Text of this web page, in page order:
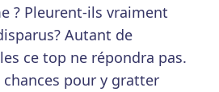
? Pleurent-ils vraiment
Autant de
ce top ne répondra pas.
chances pour y gratter